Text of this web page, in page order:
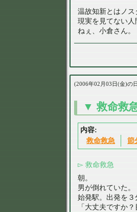
温故知新とはノス
現実を見てない人
ねぇ、小倉さん。
2006年02月03日(金)の
救命救
救命救急 節
救命救急
朝。
男が倒れていた。
始発駅。出発を３
「大丈夫ですか